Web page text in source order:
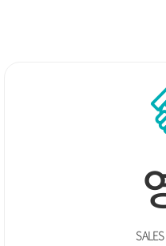
부민병원 네트워
안양대학
기술
경희
병•